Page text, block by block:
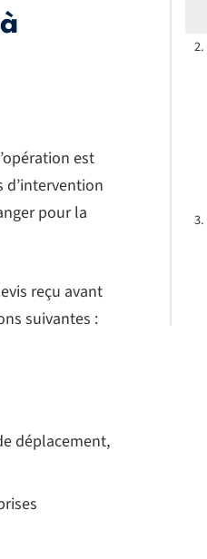
est
d’intervention
pour la
reçu avant
suivantes :
déplacement,